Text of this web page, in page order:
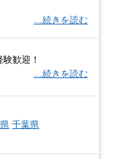
…続きを読む
歓迎！
…続きを読む
千葉県